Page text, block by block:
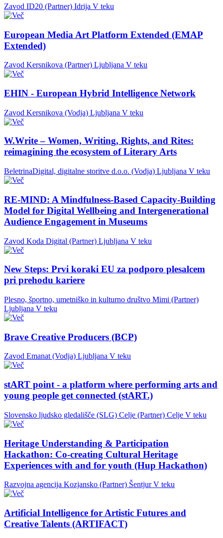
Zavod ID20 (Partner) Idrija V teku
European Media Art Platform Extended (EMAP
Extended)
Zavod Kersnikova (Partner) Ljubljana V teku
EHIN - European Hybrid Intelligence Network
Zavod Kersnikova (Vodja) Ljubljana V teku
W.Write – Women, Writing, Rights, and Rites:
reimagining the ecosystem of Literary Arts
BeletrinaDigital, digitalne storitve d.o.o. (Vodja) Ljubljana V teku
RE-MIND: A Mindfulness-Based Capacity-Building
Model for Digital Wellbeing and Intergenerational
Audience Engagement in Museums
Zavod Koda Digital (Partner) Ljubljana V teku
New Steps: Prvi koraki EU za podporo plesalcem
pri prehodu kariere
Plesno, športno, umetniško in kulturno društvo Mimi (Partner)
Ljubljana V teku
Brave Creative Producers (BCP)
Zavod Emanat (Vodja) Ljubljana V teku
stART point - a platform where performing arts and
young people get connected (stART.)
Slovensko ljudsko gledališče (SLG) Celje (Partner) Celje V teku
Heritage Understanding & Participation
Hackathon: Co-creating Cultural Heritage
Experiences with and for youth (Hup Hackathon)
Razvojna agencija Kozjansko (Partner) Šentjur V teku
Artificial Intelligence for Artistic Futures and
Creative Talents (ARTIFACT)